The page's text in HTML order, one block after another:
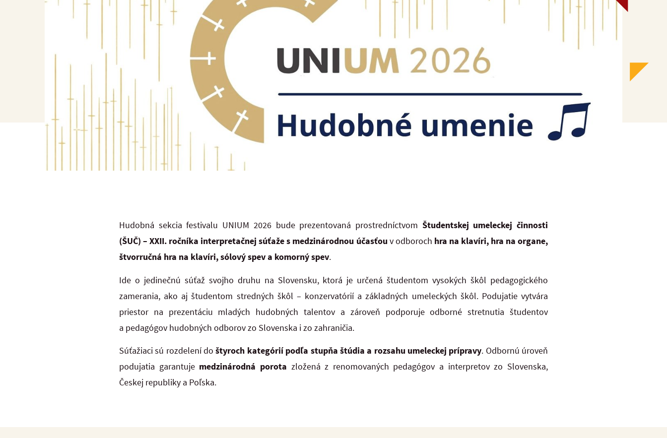
Hudobná sekcia festivalu UNIUM 2026 bude prezentovaná prostredníctvom Študentskej umeleckej činnosti
(ŠUČ) – XXII. ročníka interpretačnej súťaže s medzinárodnou účasťou v odboroch hra na klavíri, hra na organe,
štvorručná hra na klavíri, sólový spev a komorný spev.
Ide o jedinečnú súťaž svojho druhu na Slovensku, ktorá je určená študentom vysokých škôl pedagogického
zamerania, ako aj študentom stredných škôl – konzervatórií a základných umeleckých škôl. Podujatie vytvára
priestor na prezentáciu mladých hudobných talentov a zároveň podporuje odborné stretnutia študentov
a pedagógov hudobných odborov zo Slovenska i zo zahraničia.
Súťažiaci sú rozdelení doštyroch kategórií podľa stupňa štúdia a rozsahu umeleckej prípravy. Odbornú úroveň
podujatia garantuje medzinárodná porota zložená z renomovaných pedagógov a interpretov zo Slovenska,
Českej republiky a Poľska.